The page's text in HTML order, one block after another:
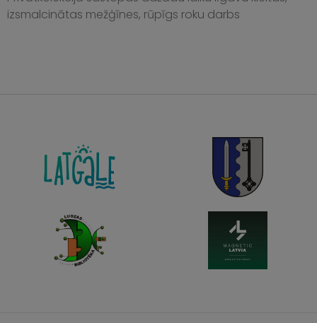
izsmalcinātas mežģīnes, rūpīgs roku darbs